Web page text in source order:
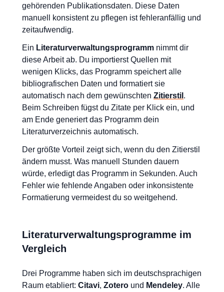
gehörenden Publikationsdaten. Diese Daten
manuell konsistent zu pflegen ist fehleranfällig und
zeitaufwendig.
Ein Literaturverwaltungsprogramm nimmt dir
diese Arbeit ab. Du importierst Quellen mit
wenigen Klicks, das Programm speichert alle
bibliografischen Daten und formatiert sie
automatisch nach dem gewünschten Zitierstil .
Beim Schreiben fügst du Zitate per Klick ein, und
am Ende generiert das Programm dein
Literaturverzeichnis automatisch.
Der größte Vorteil zeigt sich, wenn du den Zitierstil
ändern musst. Was manuell Stunden dauern
würde, erledigt das Programm in Sekunden. Auch
Fehler wie fehlende Angaben oder inkonsistente
Formatierung vermeidest du so weitgehend.
Literaturverwaltungsprogramme im
Vergleich
Drei Programme haben sich im deutschsprachigen
Raum etabliert: Citavi, Zotero und Mendeley. Alle